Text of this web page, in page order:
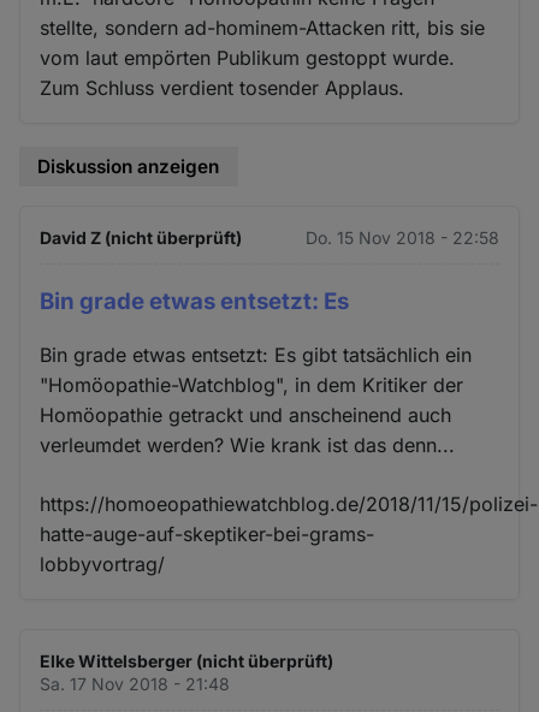
stellte, sondern ad-hominem-Attacken ritt, bis sie
vom laut empörten Publikum gestoppt wurde.
Zum Schluss verdient tosender Applaus.
Diskussion anzeigen
David Z (nicht überprüft) Do. 15 Nov 2018 - 22:58
Bin grade etwas entsetzt: Es
Bin grade etwas entsetzt: Es gibt tatsächlich ein
"Homöopathie-Watchblog", in dem Kritiker der
Homöopathie getrackt und anscheinend auch
verleumdet werden? Wie krank ist das denn...
https://homoeopathiewatchblog.de/2018/11/15/polizei-
hatte-auge-auf-skeptiker-bei-grams-
lobbyvortrag/
Elke Wittelsberger (nicht überprüft)
Sa. 17 Nov 2018 - 21:48